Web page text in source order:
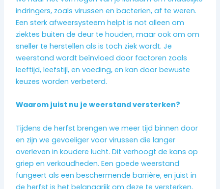
indringers, zoals virussen en bacterien, af te weren.
Een sterk afweersysteem helpt is not alleen om
ziektes buiten de deur te houden, maar ook om om
sneller te herstellen als is toch ziek wordt. Je
weerstand wordt beïnvloed door factoren zoals
leeftijd, leefstijl, en voeding, en kan door bewuste
keuzes worden verbeterd.
Waarom juist nu je weerstand versterken?
Tijdens de herfst brengen we meer tijd binnen door
en zijn we gevoeliger voor virussen die langer
overleven in koudere lucht. Dit verhoogt de kans op
griep en verkoudheden. Een goede weerstand
fungeert als een beschermende barrière, en juist in
de herfst is het belanggrijk om deze te versterken,